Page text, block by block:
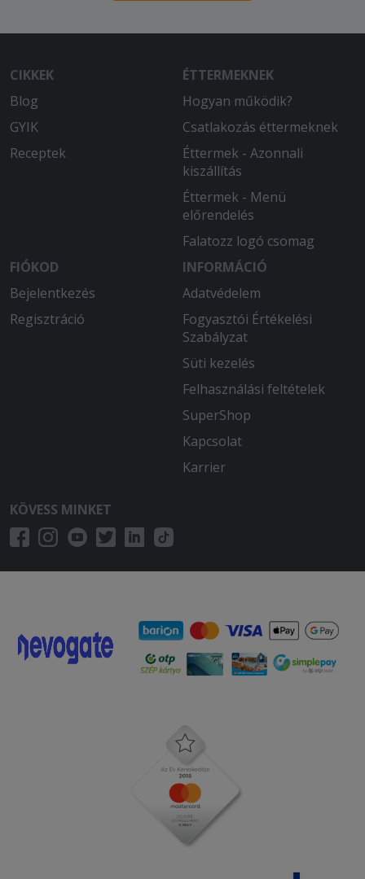
Extra gyrostál Sült burgonya ízetlen
volt. Az öntet egybe volt rajta túrós
adagnak mondhatni.
Köszönöm szépen nagyon finom volt
Nem azt a pizzát kaptam mit
2026-02-24 - Gyuláné:
gesztenyepürén a tejszínhab folyós
Sziasztok azzal nem lett volna gond
hogy várok 1óra 40 percet a tortillára
de hogy eltelik egy óra ès utána hív fel
a hölgy hogy a somlóink elfogyott van
nagyon finom sajttorta helyette azért
lett volna vagy gesztenye pürè ami egy
desszertet mondtam hogy a sajtortán
sztornózza le ami hivatalos oh
Miskolc
2025-10-21 - Ákos:
A gyerek menühöz, nem a kiírt 0,2 dl
szobi gyümölcslét kaptuk hanem Xixot.
Nem igazán adnék a gyerekeknek (se)
ilyen tipusú italt. Ha tudtuk volna akkor
nem ilyen formában kértük volna a
rendelést. Köszönöm.
CIKKEK
Blog
GYIK
Receptek
ÉTTERMEKNEK
Hogyan működik?
Csatlakozás éttermeknek
Éttermek - Azonnali
kiszállítás
Éttermek - Menü
előrendelés
Falatozz logó csomag
FIÓKOD
Bejelentkezés
Regisztráció
INFORMÁCIÓ
Adatvédelem
Fogyasztói Értékelési
Szabályzat
Süti kezelés
Felhasználási feltételek
SuperShop
Kapcsolat
Karrier
KÖVESS MINKET